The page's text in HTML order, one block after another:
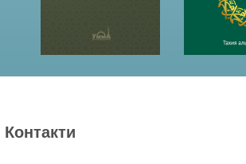
Контакти